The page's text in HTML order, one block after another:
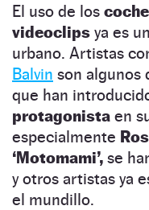
El uso de los
videoclips ya es
urbano. Artistas
Balvin son algunos
que han
protagonista en
especialmente
‘Motomami’, se
y otros artistas ya
el mundillo.